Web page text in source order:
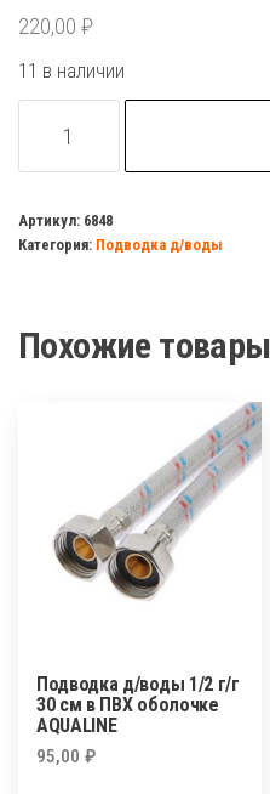
220,00 ₽
11 в наличии
товара
д/
воды
ш
ELKA/ZERIX
Артикул: 6848
Категория: Подводка д/воды
Похожие товары
Подводка д/воды 1/2 г/г
30 см в ПВХ оболочке
AQUALINE
95,00 ₽